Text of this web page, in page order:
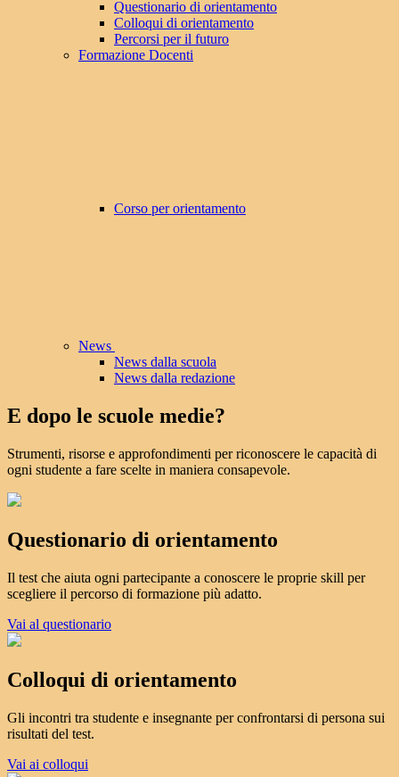
Questionario di orientamento
Colloqui di orientamento
Percorsi per il futuro
Formazione Docenti
Corso per orientamento
News
News dalla scuola
News dalla redazione
E dopo le scuole medie?
Strumenti, risorse e approfondimenti per riconoscere le capacità di
ogni studente a fare scelte in maniera consapevole.
Questionario di orientamento
Il test che aiuta ogni partecipante a conoscere le proprie skill per
scegliere il percorso di formazione più adatto.
Vai al questionario
Colloqui di orientamento
Gli incontri tra studente e insegnante per confrontarsi di persona sui
risultati del test.
Vai ai colloqui